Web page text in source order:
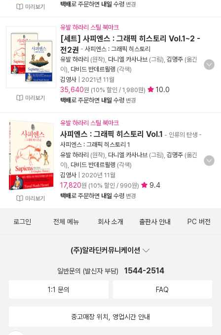
미리보기 택배로 주문하면 내일 수령 변경
미리보기
유발 하라리 스틸 북마크
[세트] 사피엔스 : 그래픽 히스토리 Vol.1~2 -
전2권 - 사피엔스 : 그래픽 히스토리
유발 하라리 (원작), 다니엘 카사나브 (그림), 김명주 (옮긴
이), 다비드 반데르묄렝 (각색)
김영사
2021년 11월
35,640원 (10% 할인 / 1,980원) 10.0
택배로 주문하면 내일 수령 변경
미리보기
유발 하라리 스틸 북마크
사피엔스 : 그래픽 히스토리 Vol.1 - 인류의 탄생 -
사피엔스 : 그래픽 히스토리 1
유발 하라리 (원작), 다니엘 카사나브 (그림), 김명주 (옮긴
이), 다비드 반데르묄렝 (각색)
김영사
2020년 11월
17,820원 (10% 할인 / 990원) 9.4
택배로 주문하면 내일 수령 변경
로그인 전체 메뉴 회사 소개 출판사 안내 PC 버전
(주)알라딘커뮤니케이션
일반문의 (발신자 부담) 1544-2514
1:1 문의 FAQ
중고매장 위치, 영업시간 안내